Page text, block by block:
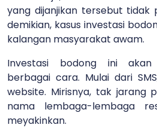
yang dijanjikan tersebut tidak
demikian, kasus investasi
kalangan masyarakat awam.
Investasi bodong ini akan
berbagai cara. Mulai dari
website. Mirisnya, tak jarang
nama lembaga-lembaga
meyakinkan.